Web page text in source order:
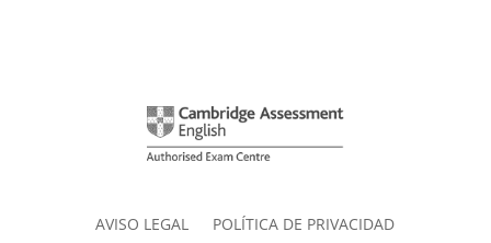
AVISO LEGAL
POLÍTICA DE PRIVACIDAD